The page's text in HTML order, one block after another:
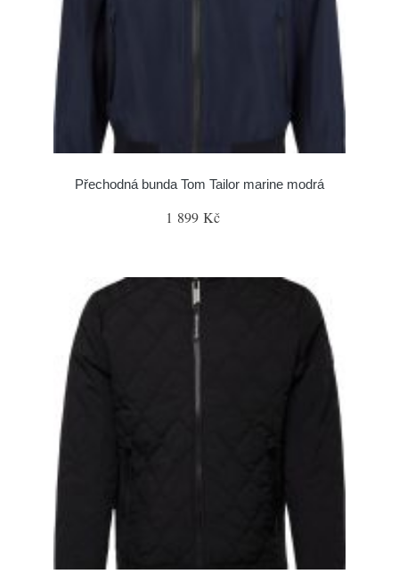
Přechodná bunda Tom Tailor marine modrá
1 899 Kč